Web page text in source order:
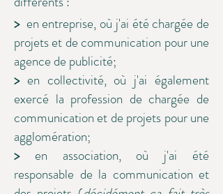
> en entreprise, où j'ai été chargée de
projets et de communication pour une
agence de publicité;
> en collectivité, où j'ai également
exercé la profession de chargée de
communication et de projets pour une
agglomération;
>
en association, où j'ai été
responsable de la communication et